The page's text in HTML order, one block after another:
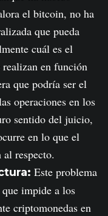
el bitcoin, no ha
que pueda
cuál es el
en función
que podría ser el
operaciones en los
sentido del juicio,
en lo que el
respecto.
Este problema
impide a los
criptomonedas en